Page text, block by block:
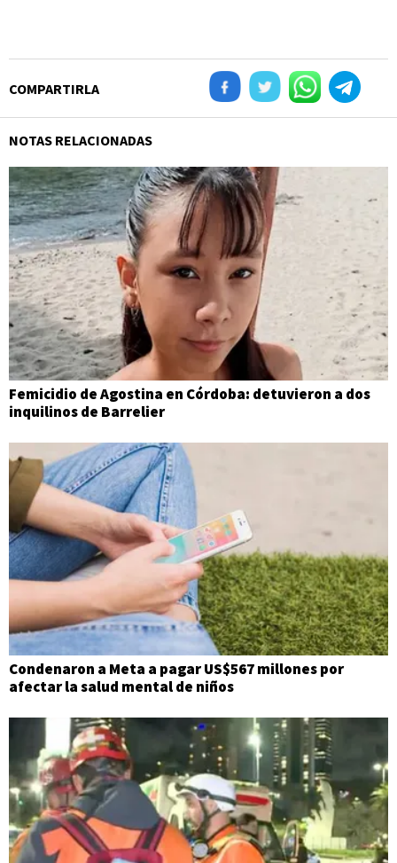
COMPARTIRLA
NOTAS RELACIONADAS
Femicidio de Agostina en Córdoba: detuvieron a dos
inquilinos de Barrelier
Condenaron a Meta a pagar US$567 millones por
afectar la salud mental de niños